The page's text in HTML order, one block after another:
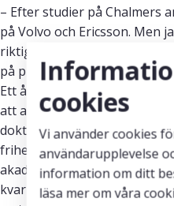
– Efter studier på Chalmers
på Volvo och Ericsson. Men
riktigt var min grej. Jag
på processer och för lite
Ett år som
att akademin passar mig
doktorandtjänst i
friheten och möjligheten att
akademin, och hoppas att
kvar här. Min dröm är att
cookies
Vi använder cookies
användarupplevelse
information om ditt
läsa mer om våra